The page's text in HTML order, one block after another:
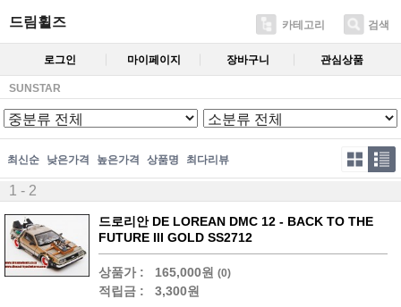
드림휠즈 카테고리 검색
로그인 마이페이지 장바구니 관심상품
SUNSTAR
최신순 낮은가격 높은가격 상품명 최다리뷰
1 - 2
드로리안 DE LOREAN DMC 12 - BACK TO THE
FUTURE III GOLD SS2712
상품가 : 165,000원 (0)
적립금 : 3,300원